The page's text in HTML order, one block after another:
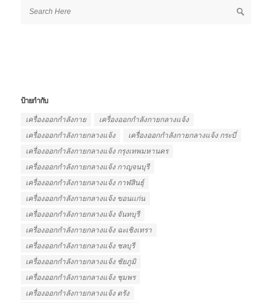
ป้ายกำกับ
เครื่องออกกำลังกาย
เครื่องออกกำลังกายกลางแจ้ง
เครื่องออกกําลังกายกลางแจ้ง
เครื่องออกกําลังกายกลางแจ้ง กระบี่
เครื่องออกกําลังกายกลางแจ้ง กรุงเทพมหานคร
เครื่องออกกําลังกายกลางแจ้ง กาญจนบุรี
เครื่องออกกําลังกายกลางแจ้ง กาฬสินธุ์
เครื่องออกกําลังกายกลางแจ้ง ขอนเเก่น
เครื่องออกกําลังกายกลางแจ้ง จันทบุรี
เครื่องออกกําลังกายกลางแจ้ง ฉะเชิงเทรา
เครื่องออกกําลังกายกลางแจ้ง ชลบุรี
เครื่องออกกําลังกายกลางแจ้ง ชัยภูมิ
เครื่องออกกําลังกายกลางแจ้ง ชุมพร
เครื่องออกกําลังกายกลางแจ้ง ตรัง